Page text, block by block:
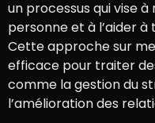
un processus qui vise
personne et à l’aider
Cette approche sur
efficace pour traiter
comme la gestion du
l’amélioration des